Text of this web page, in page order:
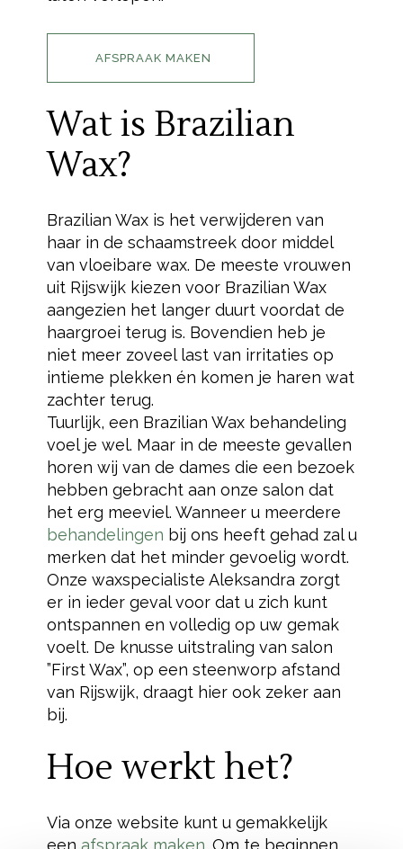
AFSPRAAK MAKEN
Wat is Brazilian
Wax?
Brazilian Wax is het verwijderen van
haar in de schaamstreek door middel
van vloeibare wax. De meeste vrouwen
uit Rijswijk kiezen voor Brazilian Wax
aangezien het langer duurt voordat de
haargroei terug is. Bovendien heb je
niet meer zoveel last van irritaties op
intieme plekken én komen je haren wat
zachter terug.
Tuurlijk, een Brazilian Wax behandeling
voel je wel. Maar in de meeste gevallen
horen wij van de dames die een bezoek
hebben gebracht aan onze salon dat
het erg meeviel. Wanneer u meerdere
behandelingen bij ons heeft gehad zal u
merken dat het minder gevoelig wordt.
Onze waxspecialiste Aleksandra zorgt
er in ieder geval voor dat u zich kunt
ontspannen en volledig op uw gemak
voelt. De knusse uitstraling van salon
”First Wax”, op een steenworp afstand
van Rijswijk, draagt hier ook zeker aan
bij.
Hoe werkt het?
Via onze website kunt u gemakkelijk
een afspraak maken . Om te beginnen